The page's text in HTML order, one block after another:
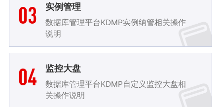
实例管理
数据库管理平台KDMP实例纳管相关操作
说明
03
监控大盘
数据库管理平台KDMP自定义监控大盘相
关操作说明
04